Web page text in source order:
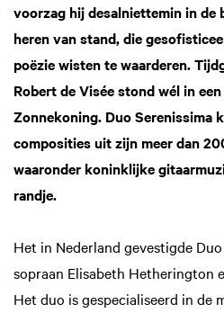
voorzag hij desalniettemin in de
heren van stand, die
poëzie wisten te waarderen.
Robert de Visée stond wél in
Zonnekoning. Duo Serenissima
composities uit zijn meer dan
waaronder koninklijke
randje.
Het in Nederland gevestigde
sopraan Elisabeth Hetherington
Het duo is gespecialiseerd in de